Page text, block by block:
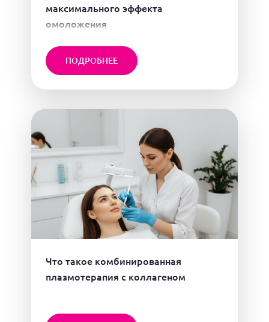
максимального эффекта
омоложения
ПОДРОБНЕЕ
Что такое комбинированная
плазмотерапия с коллагеном